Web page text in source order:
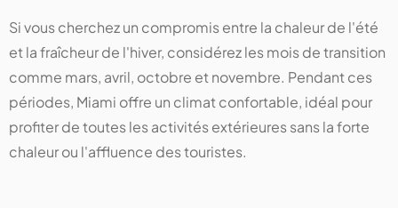
Si vous cherchez un compromis entre la chaleur de l'été
et la fraîcheur de l'hiver, considérez les mois de transition
comme mars, avril, octobre et novembre. Pendant ces
périodes, Miami offre un climat confortable, idéal pour
profiter de toutes les activités extérieures sans la forte
chaleur ou l'affluence des touristes.